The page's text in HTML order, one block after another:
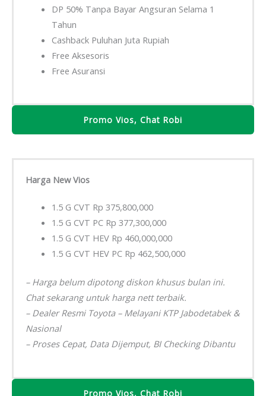
DP 50% Tanpa Bayar Angsuran Selama 1
Tahun
Cashback Puluhan Juta Rupiah
Free Aksesoris
Free Asuransi
Promo Vios, Chat Robi
Harga New Vios
1.5 G CVT Rp 375,800,000
1.5 G CVT PC Rp 377,300,000
1.5 G CVT HEV Rp 460,000,000
1.5 G CVT HEV PC Rp 462,500,000
– Harga belum dipotong diskon khusus bulan ini.
Chat sekarang untuk harga nett terbaik.
– Dealer Resmi Toyota – Melayani KTP Jabodetabek &
Nasional
– Proses Cepat, Data Dijemput, BI Checking Dibantu
Promo Vios, Chat Robi